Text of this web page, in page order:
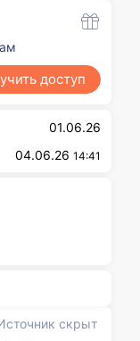
скрыт
доступ
01.06.26
04.06.26 14:41